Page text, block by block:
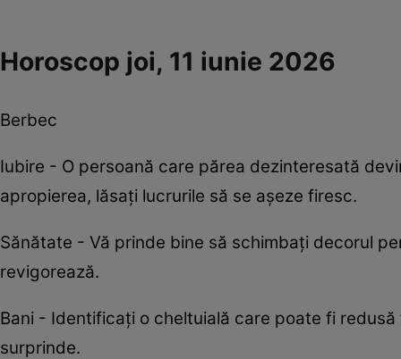
Horoscop joi, 11 iunie 2026
Berbec
Iubire - O persoană care părea dezinteresată
apropierea, lăsați lucrurile să se așeze firesc.
Sănătate - Vă prinde bine să schimbați decorul
revigorează.
Bani - Identificați o cheltuială care poate fi
surprinde.